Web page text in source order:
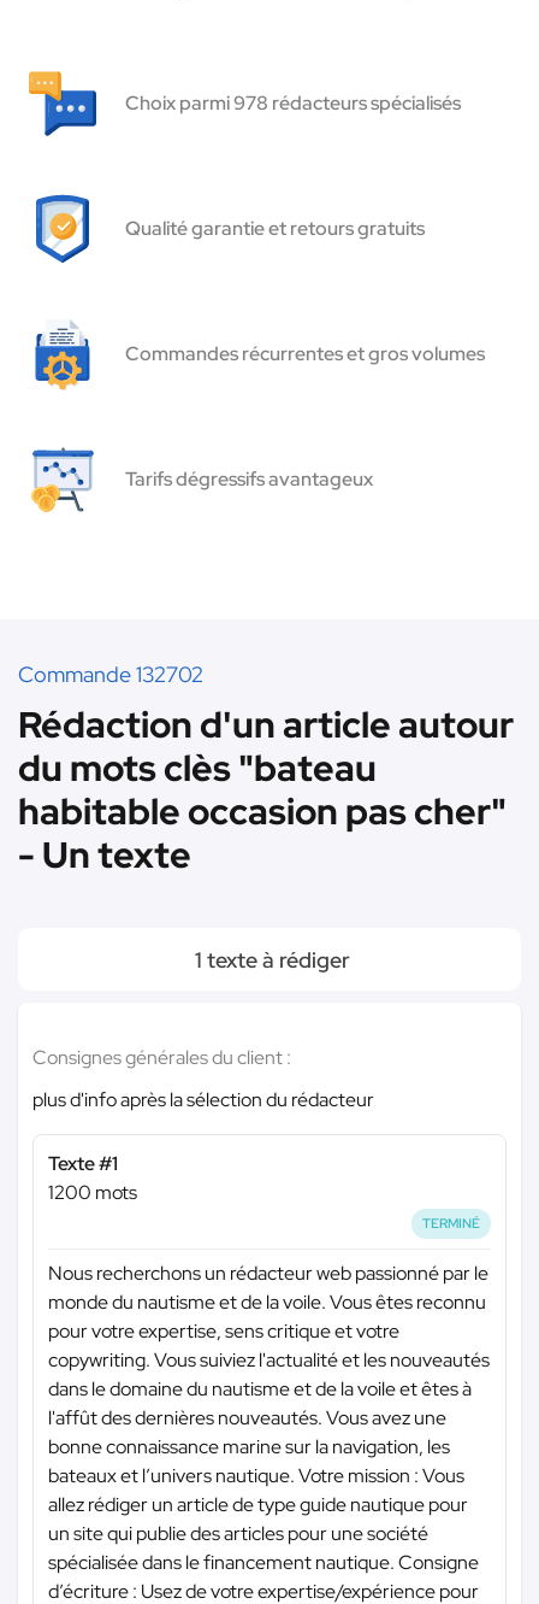
Choix parmi 978 rédacteurs spécialisés
Qualité garantie et retours gratuits
Commandes récurrentes et gros volumes
Tarifs dégressifs avantageux
Commande 132702
Rédaction d'un article autour
du mots clès "bateau
habitable occasion pas cher"
- Un texte
1 texte à rédiger
Consignes générales du client :
plus d'info après la sélection du rédacteur
Texte #1
1200 mots
TERMINÉ
Nous recherchons un rédacteur web passionné par le
monde du nautisme et de la voile. Vous êtes reconnu
pour votre expertise, sens critique et votre
copywriting. Vous suiviez l'actualité et les nouveautés
dans le domaine du nautisme et de la voile et êtes à
l'affût des dernières nouveautés. Vous avez une
bonne connaissance marine sur la navigation, les
bateaux et l’univers nautique. Votre mission : Vous
allez rédiger un article de type guide nautique pour
un site qui publie des articles pour une société
spécialisée dans le financement nautique. Consigne
d’écriture : Usez de votre expertise/expérience pour